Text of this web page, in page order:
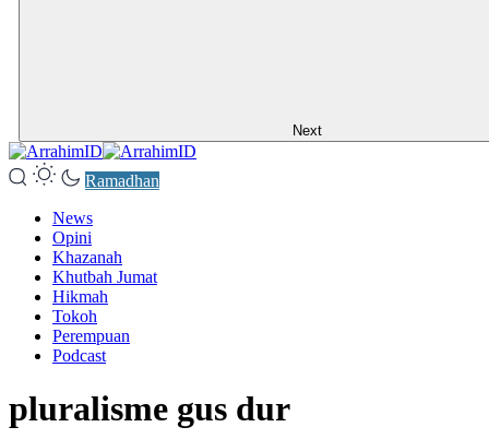
Next
Ramadhan
News
Opini
Khazanah
Khutbah Jumat
Hikmah
Tokoh
Perempuan
Podcast
pluralisme gus dur